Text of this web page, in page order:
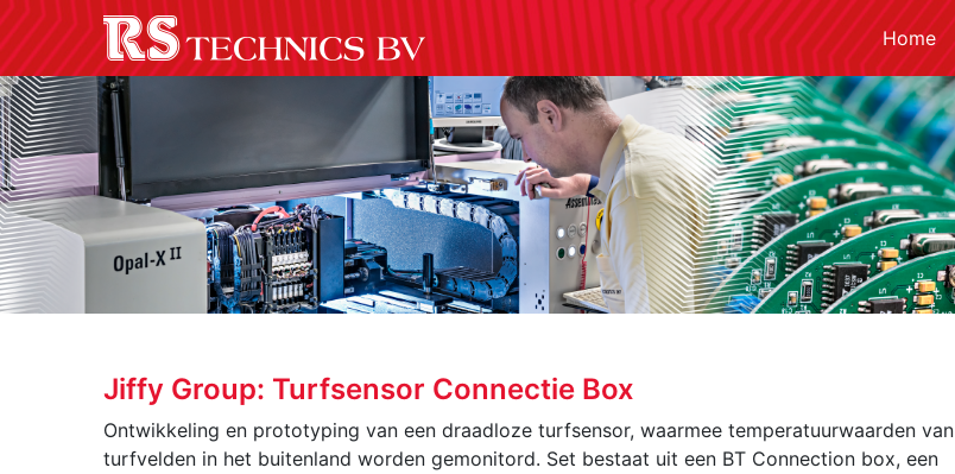
Home
Jiffy Group: Turfsensor Connectie Box
Ontwikkeling en prototyping van een draadloze turfsensor, waarmee temperatuurwaarden van
turfvelden in het buitenland worden gemonitord. Set bestaat uit een BT Connection box, een